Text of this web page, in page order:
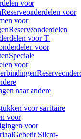
voor
Reserveonderdelen voor
voor
Reserveonderdelen
voor T-
voor
Speciale
voor
naar andere
voor sanitaire
voor
voor
Geberit Silent-